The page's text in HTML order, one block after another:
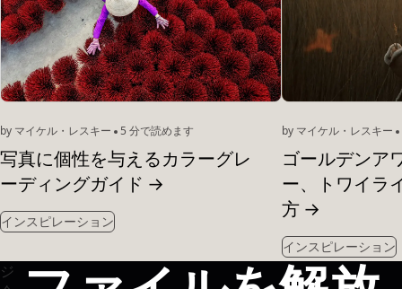
by マイケル・レスキー 5 分で読めます
写真に個性を与えるカラーグレ
ーディングガイド →
インスピレーション
by マイケル・レスキー
ゴールデンア
ー、トワイラ
方 →
インスピレーション